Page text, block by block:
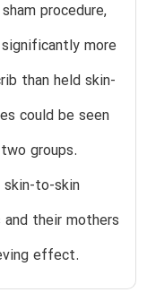
procedure,
more
than held skin-
could be seen
groups.
skin-to-skin
their mothers
effect.